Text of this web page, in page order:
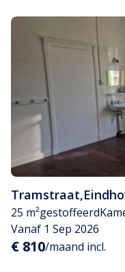
Tramstraat,
25 m²gestoffeerd
Vanaf 1 Sep 2026
€ 810/maand incl.